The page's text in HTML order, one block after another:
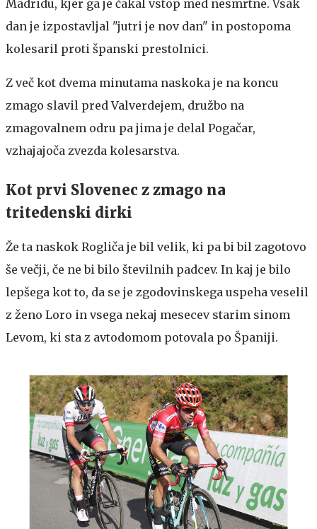
Madridu, kjer ga je čakal vstop med nesmrtne. Vsak
dan je izpostavljal "jutri je nov dan" in postopoma
kolesaril proti španski prestolnici.
Z več kot dvema minutama naskoka je na koncu
zmago slavil pred Valverdejem, družbo na
zmagovalnem odru pa jima je delal Pogačar,
vzhajajoča zvezda kolesarstva.
Kot prvi Slovenec z zmago na
tritedenski dirki
Že ta naskok Rogliča je bil velik, ki pa bi bil zagotovo
še večji, če ne bi bilo številnih padcev. In kaj je bilo
lepšega kot to, da se je zgodovinskega uspeha veselil
z ženo Loro in vsega nekaj mesecev starim sinom
Levom, ki sta z avtodomom potovala po Španiji.